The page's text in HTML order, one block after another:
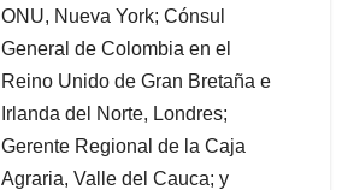
ONU, Nueva York; Cónsul
General de Colombia en el
Reino Unido de Gran Bretaña e
Irlanda del Norte, Londres;
Gerente Regional de la Caja
Agraria, Valle del Cauca; y